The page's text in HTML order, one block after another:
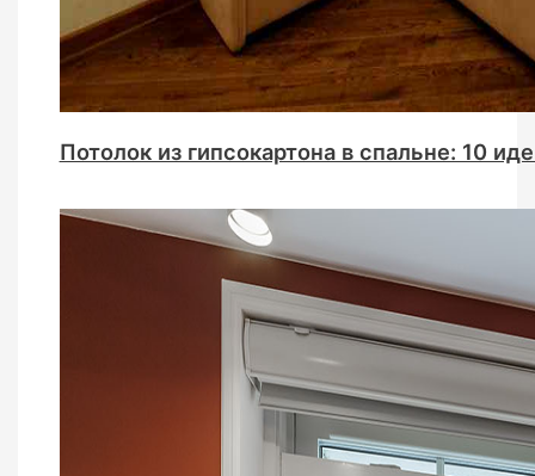
Потолок из гипсокартона в спальне: 10